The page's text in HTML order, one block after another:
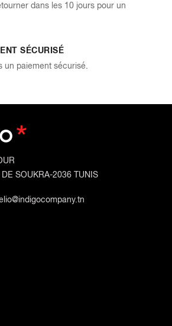
dans les 10 jours pour un
SÉCURISÉ
un paiement sécurisé.
DE SOUKRA-2036 TUNIS